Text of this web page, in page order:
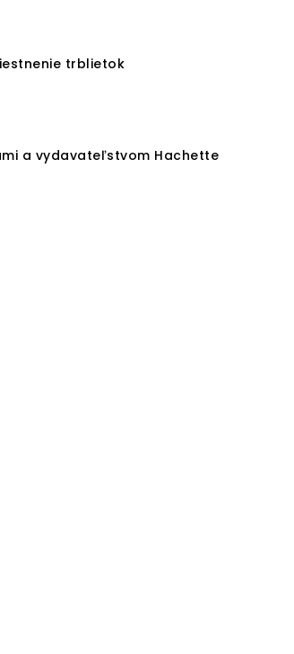
trblietok
a vydavateľstvom Hachette